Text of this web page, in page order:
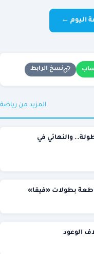
اليوم ←
نسخ الرابط
المزيد من رياضة
والنهائي في
بطولات «فيفا»
الوعود